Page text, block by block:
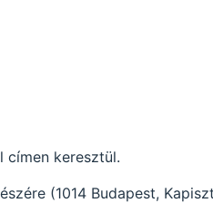
címen keresztül.
(1014 Budapest,